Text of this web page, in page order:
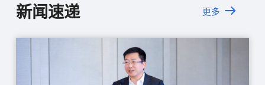
新闻速递 更多